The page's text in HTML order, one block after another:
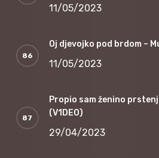
11/05/2023
Oj djevojko pod brdom –
11/05/2023
Propio sam ženino
(V1DEO)
29/04/2023